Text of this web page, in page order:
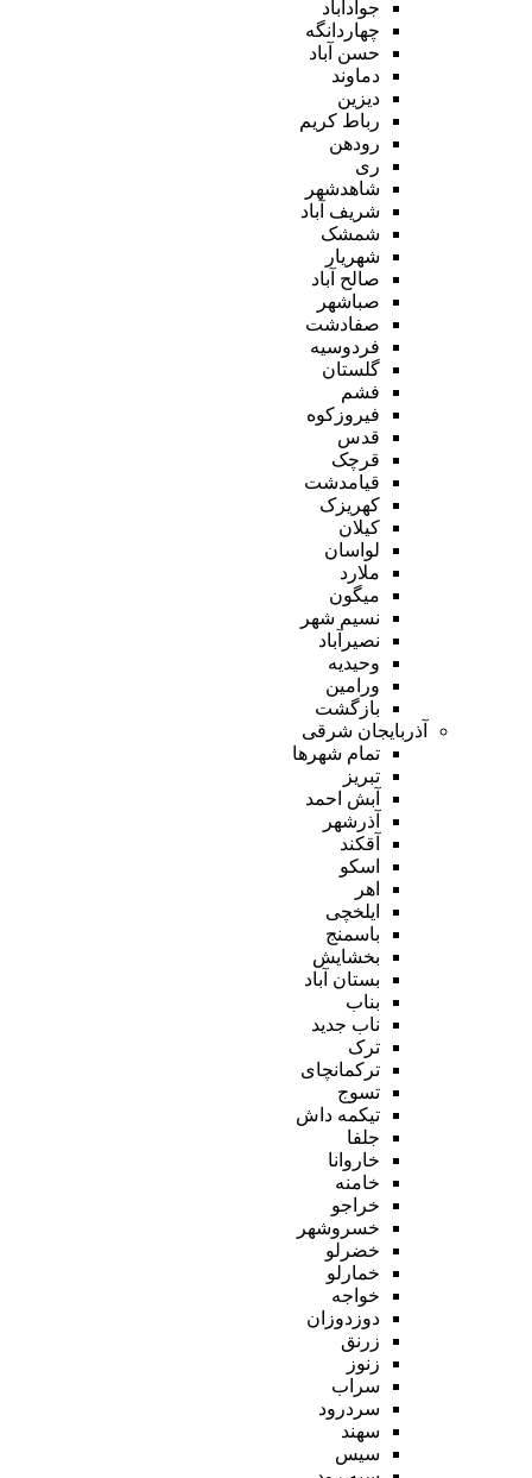
جوادآباد
چهاردانگه
حسن آباد
دماوند
دیزین
رباط کریم
رودهن
ری
شاهدشهر
شریف آباد
شمشک
شهریار
صالح آباد
صباشهر
صفادشت
فردوسیه
گلستان
فشم
فیروزکوه
قدس
قرچک
قیامدشت
کهریزک
کیلان
لواسان
ملارد
میگون
نسیم شهر
نصیرآباد
وحیدیه
ورامین
بازگشت
آذربایجان شرقی
تمام شهر‌ها
تبریز
آبش احمد
آذرشهر
آقکند
اسکو
اهر
ایلخچی
باسمنج
بخشایش
بستان آباد
بناب
ناب جدید
ترک
ترکمانچای
تسوج
تیکمه داش
جلفا
خاروانا
خامنه
خراجو
خسروشهر
خضرلو
خمارلو
خواجه
دوزدوزان
زرنق
زنوز
سراب
سردرود
سهند
سیس